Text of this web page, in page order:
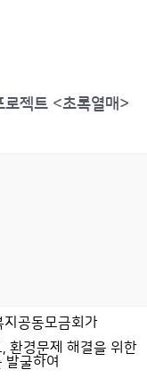
젝트 <초록열매>
공동모금회가
환경문제 해결을 위한
발굴하여